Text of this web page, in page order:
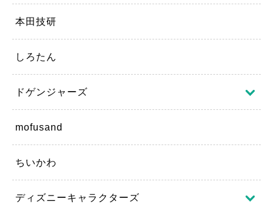
本田技研
しろたん
ドゲンジャーズ
mofusand
ちいかわ
ディズニーキャラクターズ